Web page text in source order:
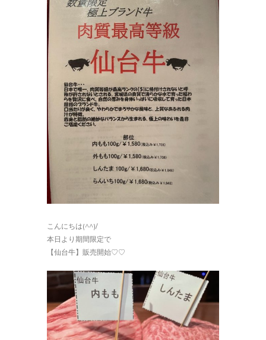
ブ
ラ
ン
牛。
現
は
こんにちは(^^)/
本日より期間限定で
【仙台牛】販売開始♡♡